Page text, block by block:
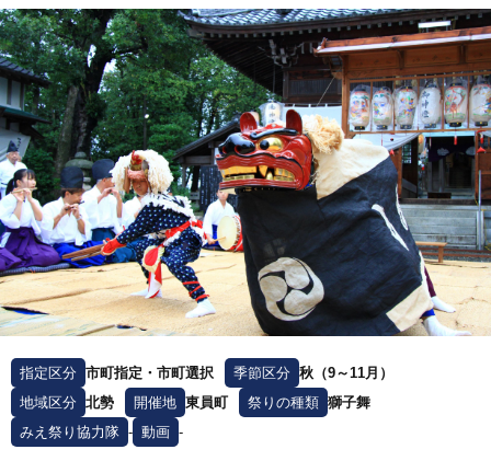
ろっぱ
指定区分 市町指定・市町選択 季節区分 秋（9～11月）
地域区分 北勢 開催地 東員町 祭りの種類 獅子舞
みえ祭り協力隊 - 動画 -